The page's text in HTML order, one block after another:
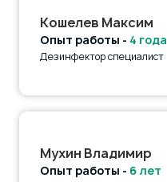
Кошелев Максим
Опыт работы - 4 года
Дезинфектор специалист
Мухин Владимир
Опыт работы - 6 лет